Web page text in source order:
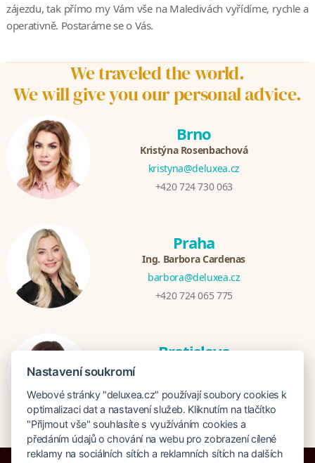
zájezdu, tak přímo my Vám vše na Maledivách vyřídíme, rychle a
operativně. Postaráme se o Vás.
We traveled the world.
We will give you our personal advice.
Brno
Kristýna Rosenbachová
kristyna@deluxea.cz
+420 724 730 063
Praha
Ing. Barbora Cardenas
barbora@deluxea.cz
+420 724 065 775
Bratislava
+421 948 548 908
Nastavení soukromí
Webové stránky "deluxea.cz" používají soubory cookies k
optimalizaci dat a nastavení služeb. Kliknutím na tlačítko
"Přijmout vše" souhlasíte s využíváním cookies a
předáním údajů o chování na webu pro zobrazení cílené
reklamy na sociálních sítích a reklamních sítích na dalších